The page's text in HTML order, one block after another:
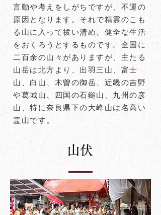
言動や考えをしがちですが、不運の
原因となります。それで精霊のこも
る山に入って祓い清め、健全な生活
をおくろうとするものです。全国に
二百余の山々がありますが、主たる
山岳は北方より、出羽三山、富士
山、白山、木曽の御岳、近畿の吉野
や葛城山、四国の石鎚山、九州の彦
山、特に奈良県下の大峰山は名高い
霊山です。
​山伏